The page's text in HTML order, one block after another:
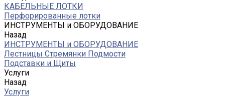
КАБЕЛЬНЫЕ ЛОТКИ
Перфорированные лотки
ИНСТРУМЕНТЫ и ОБОРУДОВАНИЕ
Назад
ИНСТРУМЕНТЫ и ОБОРУДОВАНИЕ
Лестницы Стремянки Подмости
Подставки и Щиты
Услуги
Назад
Услуги